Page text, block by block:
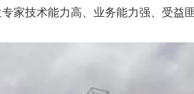
家技术能力高、业务能力强、受益